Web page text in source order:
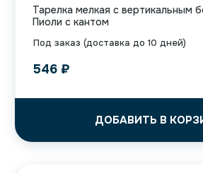
Под заказ (доставка до 10 дней)
Тарелка мелкая с вертикальным
Пиоли с кантом
546 ₽
ДОБАВИТЬ В